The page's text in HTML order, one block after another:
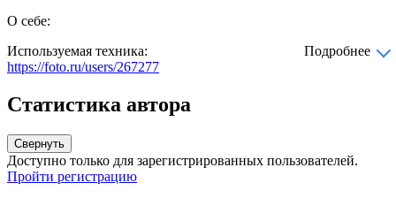
О себе:
Используемая техника:
Подробнее
https://foto.ru/users/267277
Статистика автора
Свернуть
Доступно только для зарегистрированных пользователей.
Пройти регистрацию